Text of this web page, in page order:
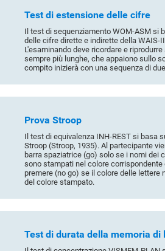
Test di estensione delle cifre
Il test di sequenziamento WOM-ASM si
delle cifre dirette e indirette della WAIS-
L'esaminando deve ricordare e
sempre più lunghe, che appaiono sullo
compito inizierà con una sequenza di
Prova Stroop
Il test di equivalenza INH-REST si basa
Stroop (Stroop, 1935). Al partecipante
barra spaziatrice (go) solo se i nomi dei
sono stampati nel colore corrispondente
premere (no go) se il colore delle lettere
del colore stampato.
Test di durata della memoria di